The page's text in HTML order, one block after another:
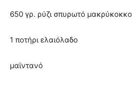
650 γρ. ρύζι σπυρωτό μακρύκοκκο
1 ποτήρι ελαιόλαδο
μαϊντανό